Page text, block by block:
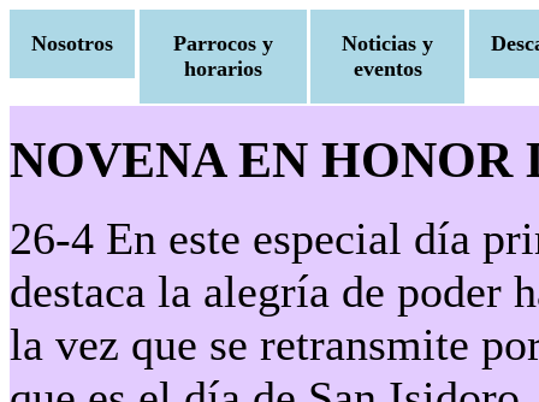
Nosotros
Parrocos y
horarios
Noticias y
eventos
NOVENA EN
26-4 En este especial día
destaca la alegría de poder
la vez que se retransmite